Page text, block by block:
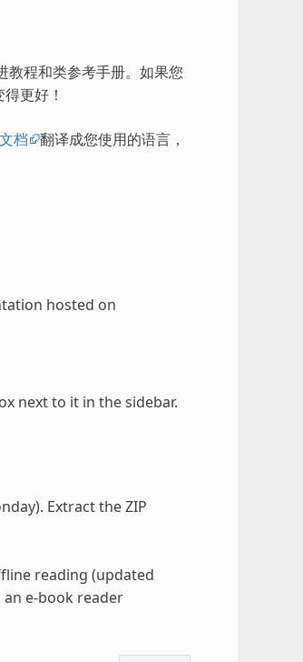
教程和类参考手册。如果您
更好！
档
翻译成您使用的语言，
hosted on
next to it in the sidebar.
Extract the ZIP
reading (updated
an e-book reader